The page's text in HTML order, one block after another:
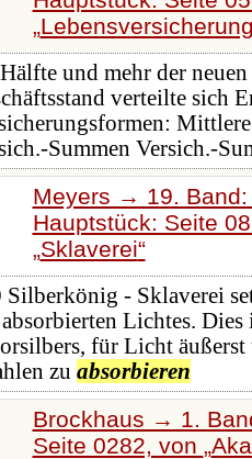
und mehr der
verteilte sich
Summen Versich.-
Meyers → 19.
Hauptstück: Seite
Sklaverei
Silberkönig - Sklaverei
absorbierten Lichtes.
für Licht äußerst
zu absorbieren
Brockhaus → 1.
Seite 0282, von